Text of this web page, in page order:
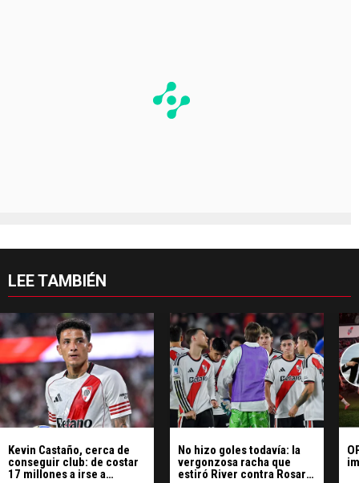
LEE TAMBIÉN
Kevin Castaño, cerca de
conseguir club: de costar
17 millones a irse a
No hizo goles todavía: la
vergonzosa racha que
estiró River contra Rosario